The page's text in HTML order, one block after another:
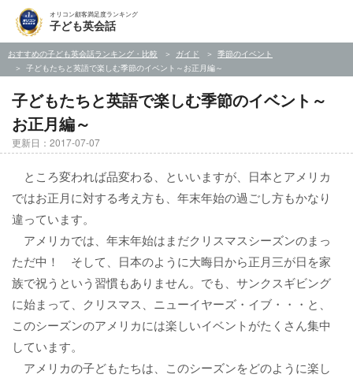
オリコン顧客満足度ランキング
子ども英会話
おすすめの子ども英会話ランキング・比較 ガイド
季節のイベント
子どもたちと英語で楽しむ季節のイベント～お正月編～
子どもたちと英語で楽しむ季節のイベント～
お正月編～
更新日：2017-07-07
ところ変われば品変わる、といいますが、日本とアメリカ
ではお正月に対する考え方も、年末年始の過ごし方もかなり
違っています。
アメリカでは、年末年始はまだクリスマスシーズンのまっ
ただ中！ そして、日本のように大晦日から正月三が日を家
族で祝うという習慣もありません。でも、サンクスギビング
に始まって、クリスマス、ニューイヤーズ・イブ・・・と、
このシーズンのアメリカには楽しいイベントがたくさん集中
しています。
アメリカの子どもたちは、このシーズンをどのように楽し